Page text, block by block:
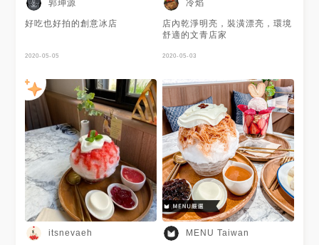
郭珅源
好吃也好拍的創意冰店
2020-05-05
冷焰
店內乾淨明亮，裝潢漂亮，環境
舒適的文青店家
2020-05-03
itsnevaeh MENU Taiwan